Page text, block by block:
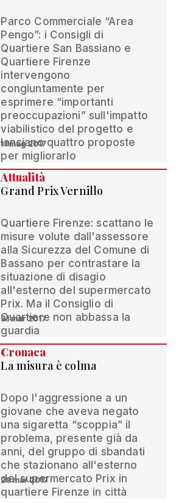
Parco Commerciale “Area
Pengo”: i Consigli di
Quartiere San Bassiano e
Quartiere Firenze
intervengono
congiuntamente per
esprimere “importanti
preoccupazioni” sull'impatto
viabilistico del progetto e
lanciano quattro proposte
per migliorarlo
11 mag 2017
Attualità
Grand Prix Vernillo
Quartiere Firenze: scattano le
misure volute dall'assessore
alla Sicurezza del Comune di
Bassano per contrastare la
situazione di disagio
all'esterno del supermercato
Prix. Ma il Consiglio di
Quartiere non abbassa la
guardia
31 mar 2017
Cronaca
La misura è colma
Dopo l'aggressione a un
giovane che aveva negato
una sigaretta “scoppia” il
problema, presente già da
anni, del gruppo di sbandati
che stazionano all'esterno
del supermercato Prix in
quartiere Firenze in città
29 mar 2017